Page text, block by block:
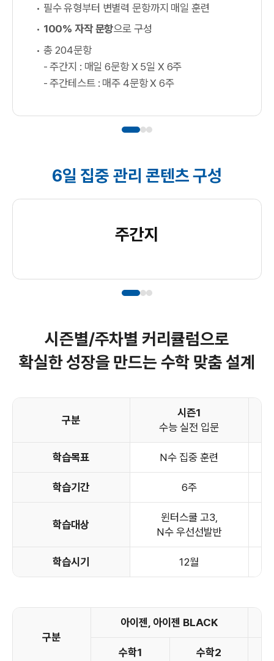
필수 유형부터 변별력 문항까지 매일 훈련
100% 자작 문항으로 구성
총 204문항
- 주간지 : 매일 6문항 X 5일 X 6주
- 주간테스트 : 매주 4문항 X 6주
6일 집중 관리 콘텐츠 구성
주간지
시즌별/주차별 커리큘럼으로
확실한 성장을 만드는 수학 맞춤 설계
구분
시즌1
수능 실전 입문
학습목표 N수 집중 훈련
학습기간 6주
학습대상
윈터스쿨 고3,
N수 우선선발반
학습시기 12월
구분
아이젠, 아이젠 BLACK
수학1 수학2